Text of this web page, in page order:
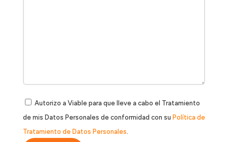
Autorizo a Viable para que lleve a cabo el Tratamiento
de mis Datos Personales de conformidad con su Política de
Tratamiento de Datos Personales.